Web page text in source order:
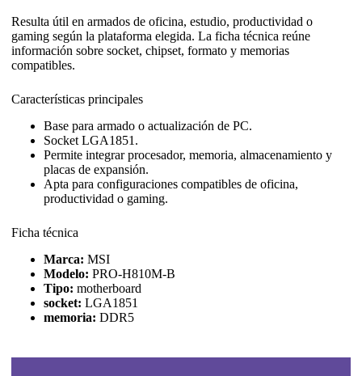
Resulta útil en armados de oficina, estudio, productividad o
gaming según la plataforma elegida. La ficha técnica reúne
información sobre socket, chipset, formato y memorias
compatibles.
Características principales
Base para armado o actualización de PC.
Socket LGA1851.
Permite integrar procesador, memoria, almacenamiento y
placas de expansión.
Apta para configuraciones compatibles de oficina,
productividad o gaming.
Ficha técnica
Marca: MSI
Modelo: PRO-H810M-B
Tipo: motherboard
socket: LGA1851
memoria: DDR5